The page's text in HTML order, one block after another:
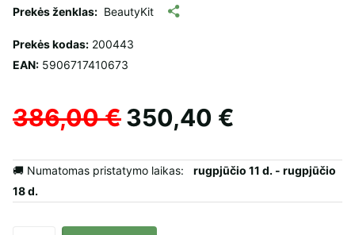
Prekės ženklas: BeautyKit
Prekės kodas: 200443
EAN: 5906717410673
386,00 €350,40 €
🚚 Numatomas pristatymo laikas: rugpjūčio 11 d. - rugpjūčio
18 d.